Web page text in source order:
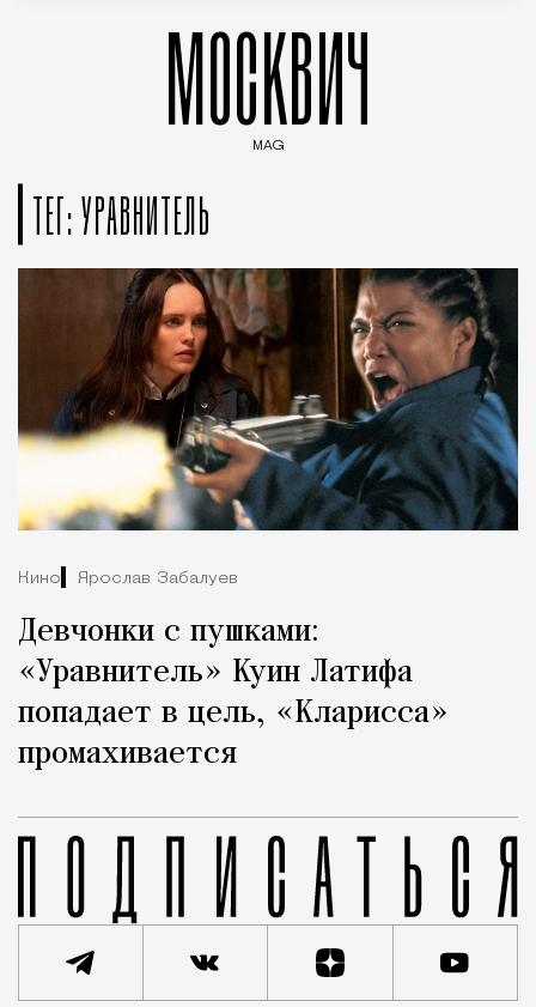
МОСКВИЧ
MAG
ТЕГ: УРАВНИТЕЛЬ
Кино Ярослав Забалуев
Девчонки с пушками:
«Уравнитель» Куин Латифа
попадает в цель, «Кларисса»
промахивается